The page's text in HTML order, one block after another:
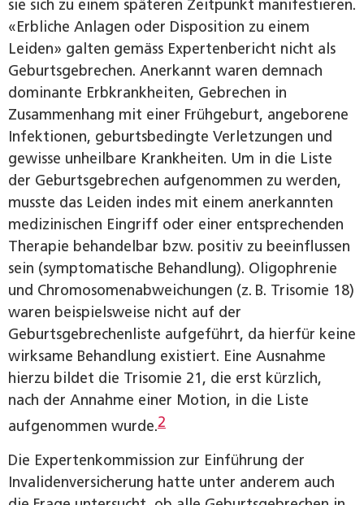
sie sich zu einem späteren Zeitpunkt manifestieren.
«Erbliche Anlagen oder Disposition zu einem
Leiden» galten gemäss Expertenbericht nicht als
Geburtsgebrechen. Anerkannt waren demnach
dominante Erbkrankheiten, Gebrechen in
Zusammenhang mit einer Frühgeburt, angeborene
Infektionen, geburtsbedingte Verletzungen und
gewisse unheilbare Krankheiten. Um in die Liste
der Geburtsgebrechen aufgenommen zu werden,
musste das Leiden indes mit einem anerkannten
medizinischen Eingriff oder einer entsprechenden
Therapie behandelbar bzw. positiv zu beeinflussen
sein (symptomatische Behandlung). Oligophrenie
und Chromosomenabweichungen (z. B. Trisomie 18)
waren beispielsweise nicht auf der
Geburtsgebrechenliste aufgeführt, da hierfür keine
wirksame Behandlung existiert. Eine Ausnahme
hierzu bildet die Trisomie 21, die erst kürzlich,
nach der Annahme einer Motion, in die Liste
aufgenommen wurde.2
Die Expertenkommission zur Einführung der
Invalidenversicherung hatte unter anderem auch